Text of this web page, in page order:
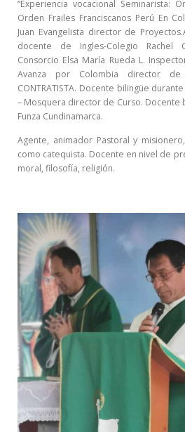
“Experiencia vocacional Seminarista:
Orden Frailes Franciscanos Perú En
Juan Evangelista director de
docente de Ingles-Colegio Rachel
Consorcio Elsa María Rueda L.
Avanza por Colombia director de
CONTRATISTA. Docente bilingüe
– Mosquera director de Curso. Docente
Funza Cundinamarca.
Agente, animador Pastoral y
como catequista. Docente en nivel de
moral, filosofía, religión.